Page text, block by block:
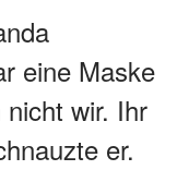
eine Maske
wir. Ihr
er.